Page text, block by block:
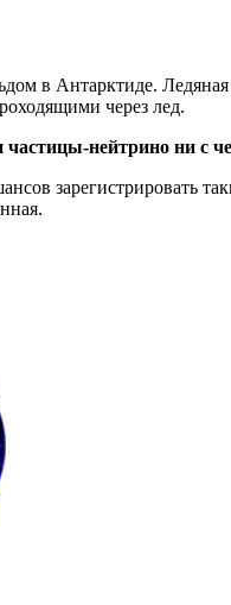
в Антарктиде.
через лед.
нейтрино ни с
зарегистрировать